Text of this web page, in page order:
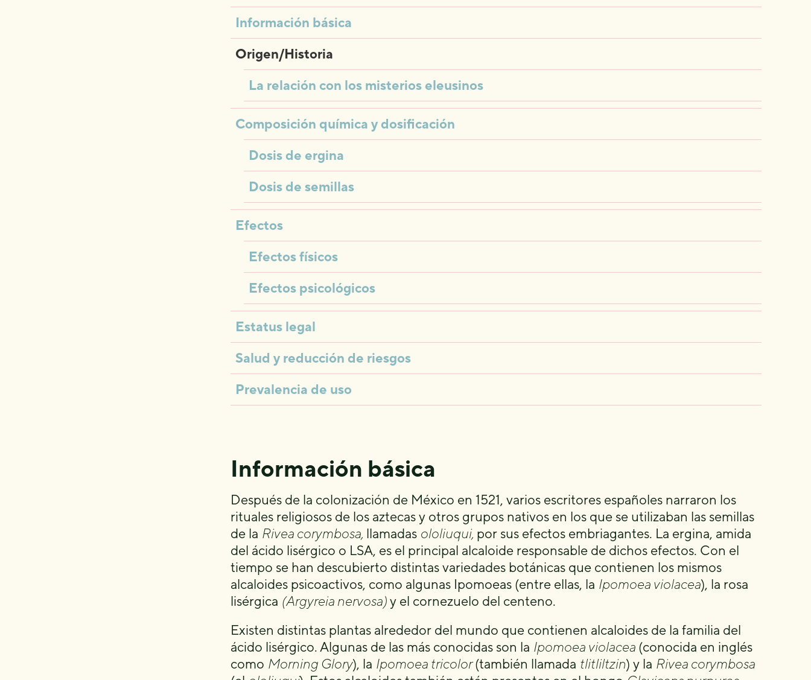
Información básica
Origen/Historia
La relación con los misterios eleusinos
Composición química y dosificación
Dosis de ergina
Dosis de semillas
Efectos
Efectos físicos
Efectos psicológicos
Estatus legal
Salud y reducción de riesgos
Prevalencia de uso
Información básica
Después de la colonización de México en 1521, varios escritores españoles narraron los
rituales religiosos de los aztecas y otros grupos nativos en los que se utilizaban las semillas
de la Rivea corymbosa, llamadas ololiuqui, por sus efectos embriagantes. La ergina, amida
del ácido lisérgico o LSA, es el principal alcaloide responsable de dichos efectos. Con el
tiempo se han descubierto distintas variedades botánicas que contienen los mismos
alcaloides psicoactivos, como algunas Ipomoeas (entre ellas, la Ipomoea violacea), la rosa
lisérgica (Argyreia nervosa)y el cornezuelo del centeno.
Existen distintas plantas alrededor del mundo que contienen alcaloides de la familia del
ácido lisérgico. Algunas de las más conocidas son la Ipomoea violacea (conocida en inglés
como Morning Glory), la Ipomoea tricolor(también llamada tlitliltzin) y la Rivea corymbosa